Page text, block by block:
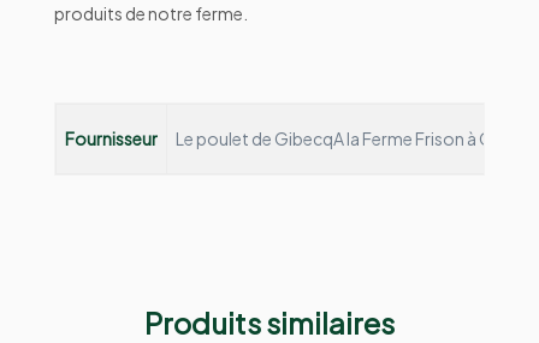
produits de notre ferme.
Fournisseur Le poulet de GibecqA la Ferme Frison à
Produits similaires